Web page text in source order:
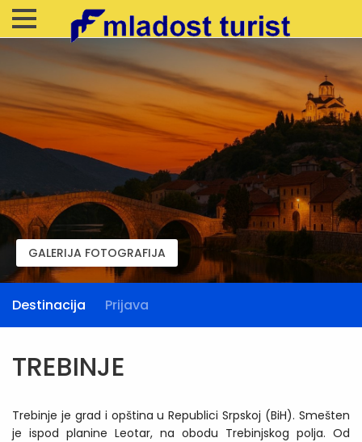
GALERIJA FOTOGRAFIJA
Destinacija Prijava
TREBINJE
Trebinje je grad i opština u Republici Srpskoj (BiH). Smešten
je ispod planine Leotar, na obodu Trebinjskog polja. Od